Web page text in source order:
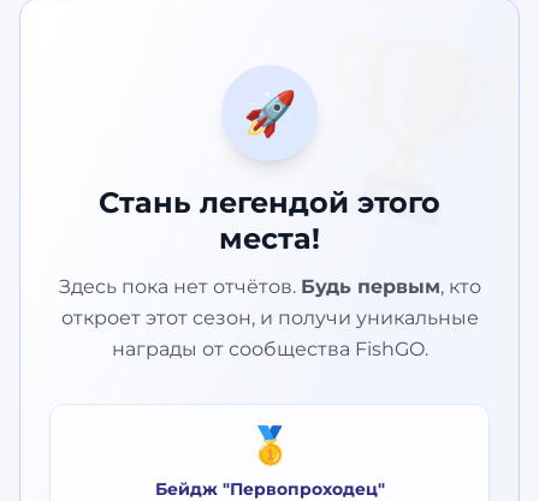
🏆
🚀
Стань легендой этого
места!
Здесь пока нет отчётов. Будь первым, кто
откроет этот сезон, и получи уникальные
награды от сообщества FishGO.
🥇
Бейдж "Первопроходец"